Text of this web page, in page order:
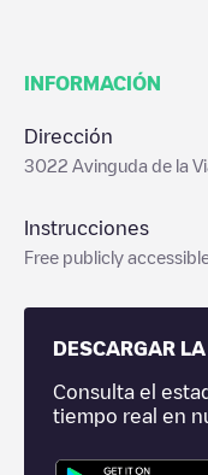
INFORMACIÓN
Dirección
3022 Avinguda de la
Instrucciones
Free publicly
DESCARGAR
Consulta el
tiempo real en